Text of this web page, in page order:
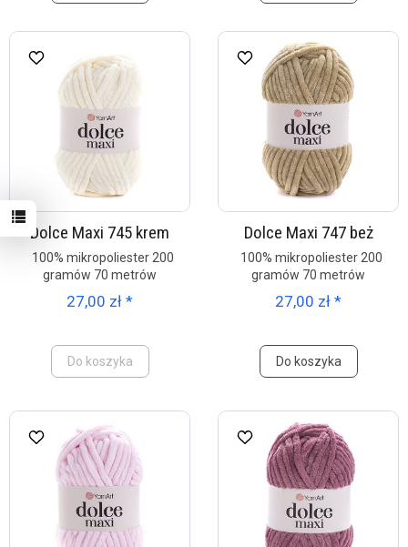
Dolce Maxi 745 krem
100% mikropoliester 200
gramów 70 metrów
27,00 zł *
Do koszyka
Dolce Maxi 747 beż
100% mikropoliester 200
gramów 70 metrów
27,00 zł *
Do koszyka